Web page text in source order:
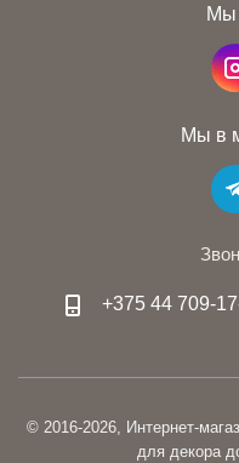
Мы
Мы в
+375 44 709-
© 2016-2026, Интернет-
для декора